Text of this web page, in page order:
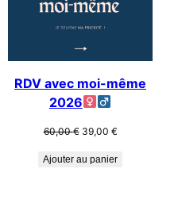
RDV avec moi-même
2026
60,00€ Le
initial
39,00 €Le
actuel
Ajouter au panier